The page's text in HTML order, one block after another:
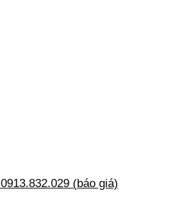
0913.832.029 (báo giá)